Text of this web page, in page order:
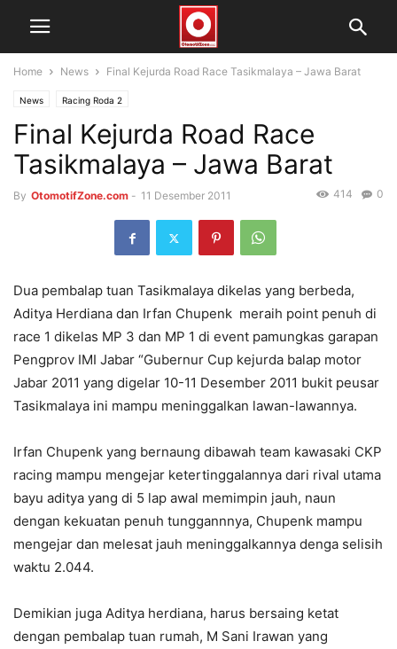
Home News Final Kejurda Road Race Tasikmalaya – Jawa Barat
News Racing Roda 2
Final Kejurda Road Race
Tasikmalaya – Jawa Barat
By OtomotifZone.com - 11 Desember 2011 0
414
Dua pembalap tuan Tasikmalaya dikelas yang berbeda,
Aditya Herdiana dan Irfan Chupenk meraih point penuh di
race 1 dikelas MP 3 dan MP 1 di event pamungkas garapan
Pengprov IMI Jabar “Gubernur Cup kejurda balap motor
Jabar 2011 yang digelar 10-11 Desember 2011 bukit peusar
Tasikmalaya ini mampu meninggalkan lawan-lawannya.
Irfan Chupenk yang bernaung dibawah team kawasaki CKP
racing mampu mengejar ketertinggalannya dari rival utama
bayu aditya yang di 5 lap awal memimpin jauh, naun
dengan kekuatan penuh tunggannnya, Chupenk mampu
mengejar dan melesat jauh meninggalkannya denga selisih
waktu 2.044.
Demikian juga Aditya herdiana, harus bersaing ketat
dengan pembalap tuan rumah, M Sani Irawan yang